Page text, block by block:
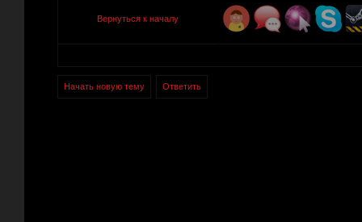
Вернуться к началу
Начать новую тему Ответить